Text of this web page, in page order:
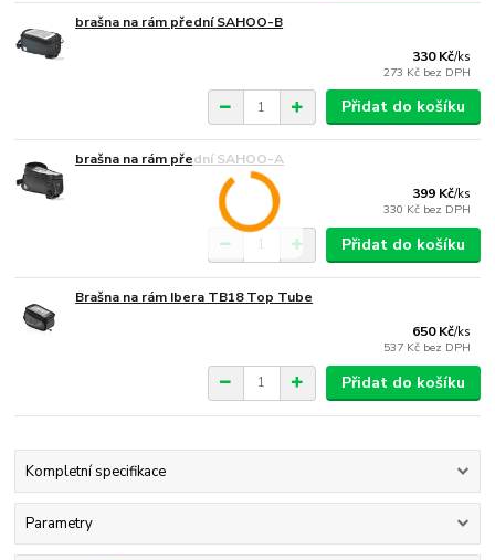
brašna na rám přední SAHOO-B
330 Kč/ks
273 Kč bez DPH
Přidat do košíku
brašna na rám přední SAHOO-A
399 Kč/ks
330 Kč bez DPH
Přidat do košíku
Brašna na rám Ibera TB18 Top Tube
650 Kč/ks
537 Kč bez DPH
Přidat do košíku
Kompletní specifikace
Parametry